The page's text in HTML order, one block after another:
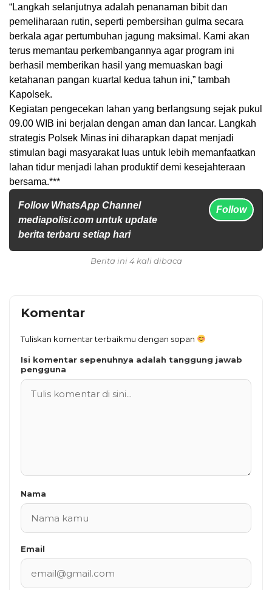
“Langkah selanjutnya adalah penanaman bibit dan
pemeliharaan rutin, seperti pembersihan gulma secara
berkala agar pertumbuhan jagung maksimal. Kami akan
terus memantau perkembangannya agar program ini
berhasil memberikan hasil yang memuaskan bagi
ketahanan pangan kuartal kedua tahun ini,” tambah
Kapolsek.
Kegiatan pengecekan lahan yang berlangsung sejak pukul
09.00 WIB ini berjalan dengan aman dan lancar. Langkah
strategis Polsek Minas ini diharapkan dapat menjadi
stimulan bagi masyarakat luas untuk lebih memanfaatkan
lahan tidur menjadi lahan produktif demi kesejahteraan
bersama.***
Follow WhatsApp Channel
mediapolisi.com untuk update
berita terbaru setiap hari
Follow
Berita ini 4 kali dibaca
Komentar
Tuliskan komentar terbaikmu dengan sopan
Isi komentar sepenuhnya adalah tanggung jawab
pengguna
Nama
Email